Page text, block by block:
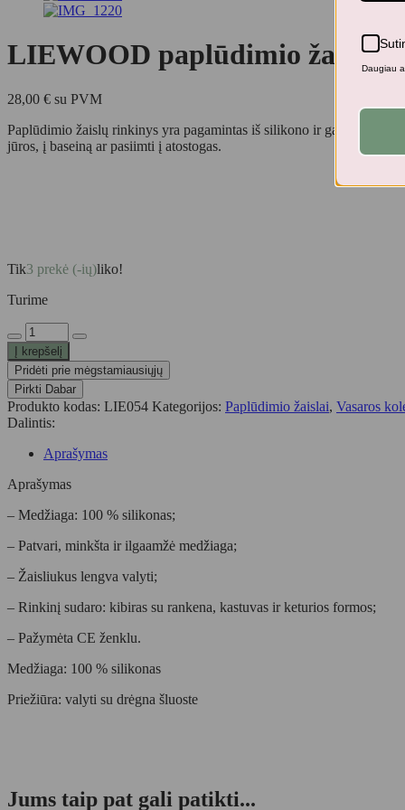
LIEWOOD paplūdimio žaislų
28,00 € su PVM
Paplūdimio žaislų rinkinys yra pagamintas iš silikono ir garantuoja
jūros, į baseiną ar pasiimti į atostogas.
Tik3 prekė (-ių)liko!
Turime
produkto
kiekis:
LIEWOOD
paplūdimio
žaislų
rinkinys
FRUIT
BLUE
MULTI
MIX
Į krepšelį
Pridėti prie mėgstamiausiųjų
Pirkti Dabar
Produkto kodas: LIE054 Kategorijos: Paplūdimio žaislai, Vasaros
Dalintis:
Aprašymas
Aprašymas
– Medžiaga: 100 % silikonas;
– Patvari, minkšta ir ilgaamžė medžiaga;
– Žaisliukus lengva valyti;
– Rinkinį sudaro: kibiras su rankena, kastuvas ir keturios formos;
– Pažymėta CE ženklu.
Medžiaga: 100 % silikonas
Priežiūra: valyti su drėgna šluoste
Jums taip pat gali patikti...
Daugiau